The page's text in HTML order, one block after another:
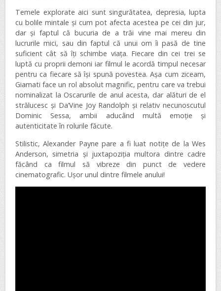
Temele explorate aici sunt singurătatea, depresia, lupta
cu bolile mintale și cum pot afecta acestea pe cei din jur,
dar și faptul că bucuria de a trăi vine mai mereu din
lucrurile mici, sau din faptul că unui om îi pasă de tine
suficient cât să îți schimbe viața. Fiecare din cei trei se
luptă cu proprii demoni iar filmul le acordă timpul necesar
pentru ca fiecare să își spună povestea. Așa cum ziceam,
Giamati face un rol absolut magnific, pentru care va trebui
nominalizat la Oscarurile de anul acesta, dar alături de el
strălucesc și Da’Vine Joy Randolph și relativ necunoscutul
Dominic Sessa, ambii aducând multă emoție și
autenticitate în rolurile făcute.
Stilistic, Alexander Payne pare a fi luat notițe de la Wes
Anderson, simetria și juxtapoziția multora dintre cadre
făcând ca filmul să vibreze din punct de vedere
cinematografic. Ușor unul dintre filmele anului!